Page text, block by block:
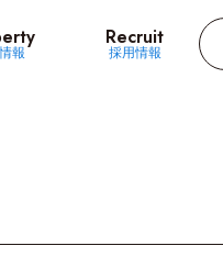
報
Recruit
採用情報